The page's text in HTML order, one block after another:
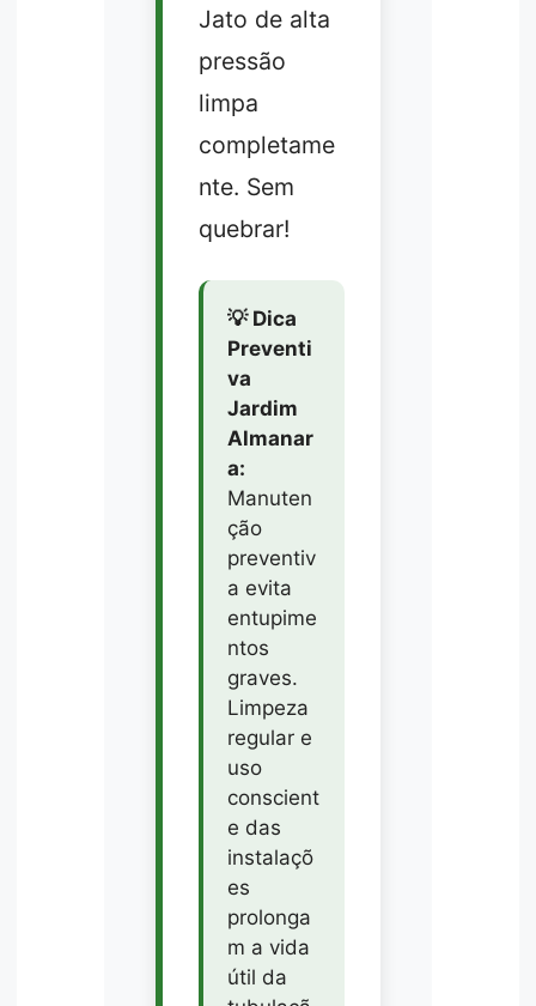
Jato de alta
pressão
limpa
completame
nte. Sem
quebrar!
💡 Dica
Preventi
va
Jardim
Almanar
a:
Manuten
ção
preventiv
a evita
entupime
ntos
graves.
Limpeza
regular e
uso
conscient
e das
instalaçõ
es
prolonga
m a vida
útil da